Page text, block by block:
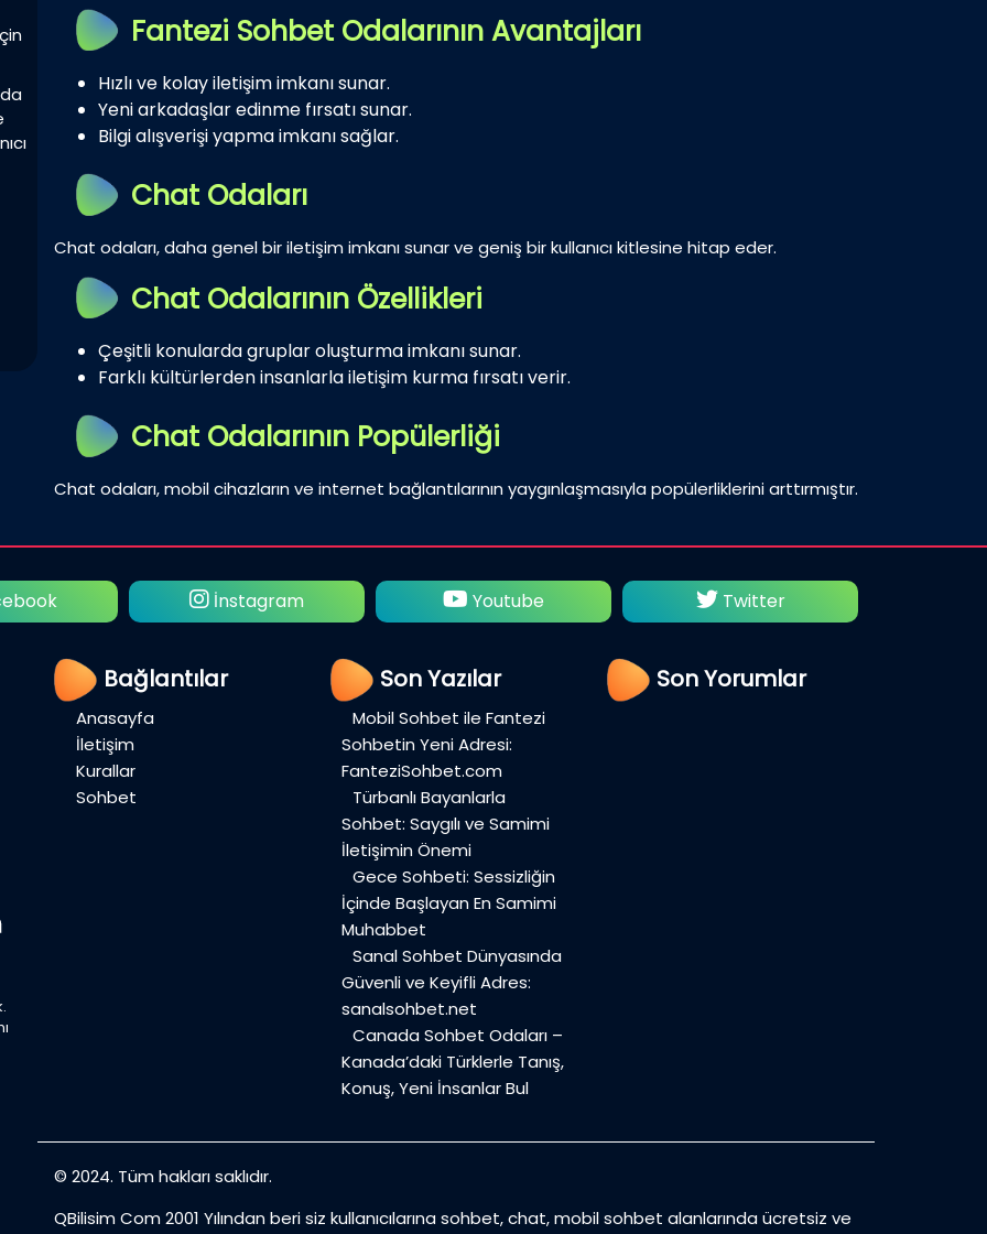
Fantezi Sohbet Odalarının Avantajları
Hızlı ve kolay iletişim imkanı sunar.
Yeni arkadaşlar edinme fırsatı sunar.
Bilgi alışverişi yapma imkanı sağlar.
Chat Odaları
Chat odaları, daha genel bir iletişim imkanı sunar ve geniş bir kullanıcı kitlesine hitap eder.
Chat Odalarının Özellikleri
Çeşitli konularda gruplar oluşturma imkanı sunar.
Farklı kültürlerden insanlarla iletişim kurma fırsatı verir.
Chat Odalarının Popülerliği
Chat odaları, mobil cihazların ve internet bağlantılarının yaygınlaşmasıyla popülerliklerini arttırmıştır.
Youtube Twitter Facebook
Bağlantılar
Anasayfa
İletişim
Kurallar
Sohbet
Son Yazılar
Mobil Sohbet ile Fantezi
Sohbetin Yeni Adresi:
FanteziSohbet.com
Türbanlı Bayanlarla
Sohbet: Saygılı ve Samimi
İletişimin Önemi
Gece Sohbeti: Sessizliğin
İçinde Başlayan En Samimi
Muhabbet
Sanal Sohbet Dünyasında
Güvenli ve Keyifli Adres:
sanalsohbet.net
Canada Sohbet Odaları –
Kanada’daki Türklerle Tanış,
Konuş, Yeni İnsanlar Bul
Son Yorumlar
© 2024. Tüm hakları saklıdır.
QBilisim Com 2001 Yılından beri siz kullanıcılarına sohbet, chat, mobil sohbet alanlarında ücretsiz ve